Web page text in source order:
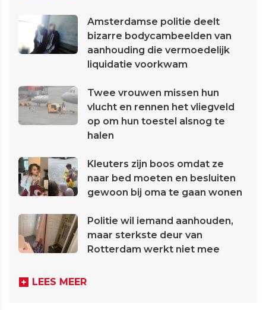
Amsterdamse politie deelt
bizarre bodycambeelden van
aanhouding die vermoedelijk
liquidatie voorkwam
Twee vrouwen missen hun
vlucht en rennen het vliegveld
op om hun toestel alsnog te
halen
Kleuters zijn boos omdat ze
naar bed moeten en besluiten
gewoon bij oma te gaan wonen
Politie wil iemand aanhouden,
maar sterkste deur van
Rotterdam werkt niet mee
LEES MEER